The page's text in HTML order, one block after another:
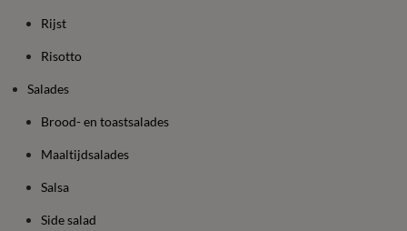
Rijst
Risotto
Salades
Brood- en toastsalades
Maaltijdsalades
Salsa
Side salad